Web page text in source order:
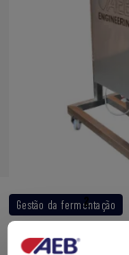
Gestão da fermentação
Ctrl-Tank O2